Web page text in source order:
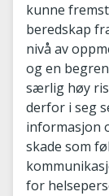
kunne
beredskap
nivå av
og en
særlig høy
derfor i seg
informasjon
skade som
for